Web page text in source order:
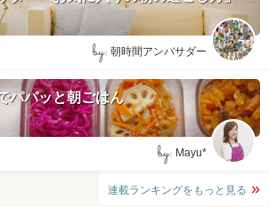
by: 朝時間アンバサダー
パパッと朝ごはん
by: Mayu*
連載ランキングをもっと見る